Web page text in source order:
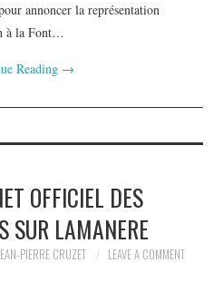
annoncer la représentation
à la Font…
Reading →
OFFICIEL DES
SUR LAMANERE
PIERRE CRUZET LEAVE A COMMENT